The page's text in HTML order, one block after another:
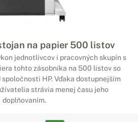
na papier 500 listov
jednotlivcov i pracovných skupín s
tohto zásobníka na 500 listov so
HP. Vďaka dostupnejším
strávia menej času jeho
doplňovaním.